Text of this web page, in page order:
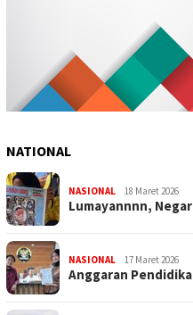
NATIONAL
NASIONAL 18 Maret 2026
Lumayannnn,
NASIONAL 17 Maret 2026
Anggaran